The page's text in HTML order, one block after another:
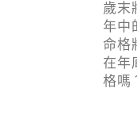
歲末
年中
命格
在年
格嗎